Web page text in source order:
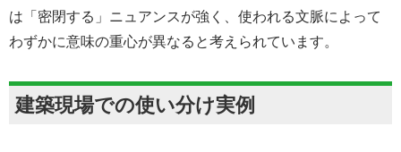
は「密閉する」ニュアンスが強く、使われる文脈によって
わずかに意味の重心が異なると考えられています。
建築現場での使い分け実例